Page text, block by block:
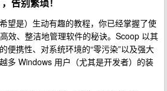
是）生动有趣的教程，你已经掌握了使
效、整洁地管理软件的秘诀。Scoop 以其
便携性、对系统环境的“零污染”以及强大
多 Windows 用户（尤其是开发者）的装